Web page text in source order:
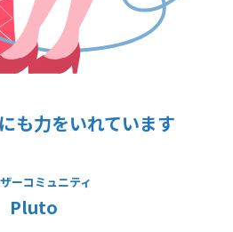
も力をいれています
ーコミュニティ
Pluto